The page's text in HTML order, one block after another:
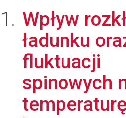
Wpływ
ładunku
fluktuacji
spinowych
temperaturę